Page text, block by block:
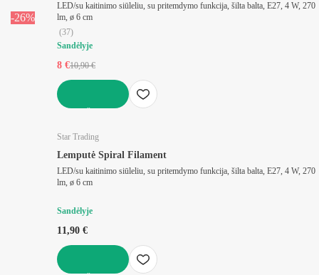
-26%
LED/su kaitinimo siūleliu, su pritemdymo funkcija, šilta balta, E27, 4 W, 270
lm, ø 6 cm
(37)
Sandėlyje
8 €10,90 €
Star Trading
Lemputė Spiral Filament
LED/su kaitinimo siūleliu, su pritemdymo funkcija, šilta balta, E27, 4 W, 270
lm, ø 6 cm
Sandėlyje
11,90 €